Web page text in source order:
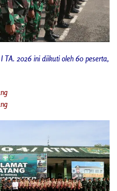
TA. 2026 ini diikuti oleh 60 peserta,